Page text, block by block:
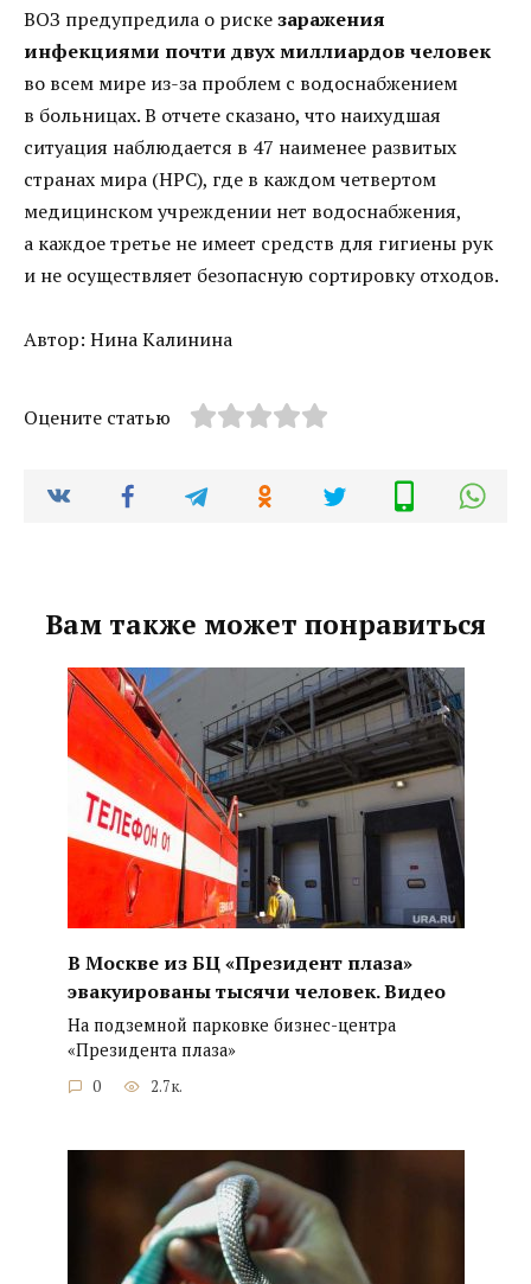
ВОЗ предупредила о рискезаражения
инфекциями почти двух миллиардов человек
во всем мире из-за проблем с водоснабжением
в больницах. В отчете сказано, что наихудшая
ситуация наблюдается в 47 наименее развитых
странах мира (НРС), где в каждом четвертом
медицинском учреждении нет водоснабжения,
а каждое третье не имеет средств для гигиены рук
и не осуществляет безопасную сортировку отходов.
Автор: Нина Калинина
Оцените статью
Вам также может понравиться
В Москве из БЦ «Президент плаза»
эвакуированы тысячи человек. Видео
На подземной парковке бизнес-центра
«Президента плаза»
0 2.7к.